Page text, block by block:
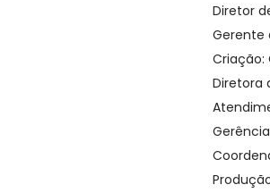
Diretor
Gerente
Criação:
Diretora